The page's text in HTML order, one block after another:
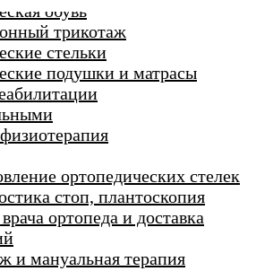
обувь
трикотаж
стельки
подушки и матрасы
ортопедических стелек
стоп, плантоскопия
ортопеда и доставка
и мануальная терапия